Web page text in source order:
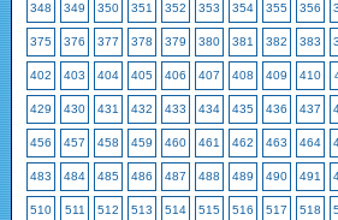
348 349 350 351 352 353 354 355 356
375 376 377 378 379 380 381 382 383
402 403 404 405 406 407 408 409 410
429 430 431 432 433 434 435 436 437
456 457 458 459 460 461 462 463 464
483 484 485 486 487 488 489 490 491
510 511 512 513 514 515 516 517 518